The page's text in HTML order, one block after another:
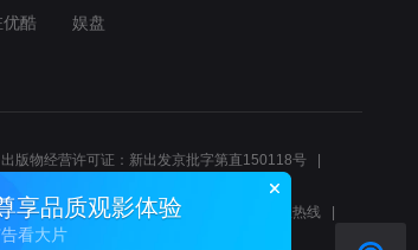
享品质观影体验
看大片
优酷 娱盘
出版物经营许可证：新出发京批字第直150118号
京互联网举报中心
北京12345文化市场举报热线
youkujubao@service.alibaba.com